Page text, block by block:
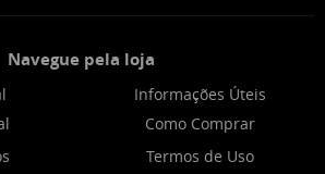
Navegue pela loja
Informações Úteis
Como Comprar
Termos de Uso